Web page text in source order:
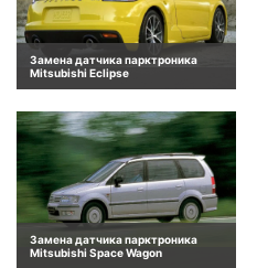
Замена датчика парктроника
Mitsubishi Eclipse
Замена датчика парктроника
Mitsubishi Space Wagon